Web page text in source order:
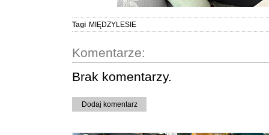
Tagi MIĘDZYLESIE
Komentarze:
Brak komentarzy.
Dodaj komentarz